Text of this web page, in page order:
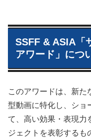
SSFF & ASIA「
アワード」につ
このアワードは、新た
型動画に特化し、ショ
て、高い効果・表現力
ジェクトを表彰するも